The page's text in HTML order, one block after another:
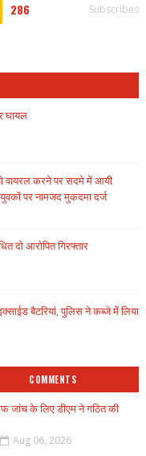
286 Subscribes
घायल
वायरल करने पर सदमे में आयी
पर नामजद मुकदमा दर्ज
दो आरोपित गिरफ्तार
बैटरियां, पुलिस ने कब्जे में लिया
COMMENTS
जांच के लिए डीएम ने गठित की
Aug 06, 2026